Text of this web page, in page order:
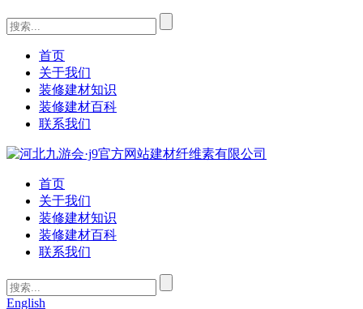
首页
关于我们
装修建材知识
装修建材百科
联系我们
首页
关于我们
装修建材知识
装修建材百科
联系我们
English